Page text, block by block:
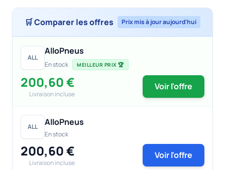
🛒 Comparer les offres Prix mis à jour aujourd'hui
ALL
AlloPneus
En stock MEILLEUR PRIX 🏆
200,60 €
Livraison incluse
Voir l'offre
ALL AlloPneus
En stock
200,60 €
Livraison incluse
Voir l'offre